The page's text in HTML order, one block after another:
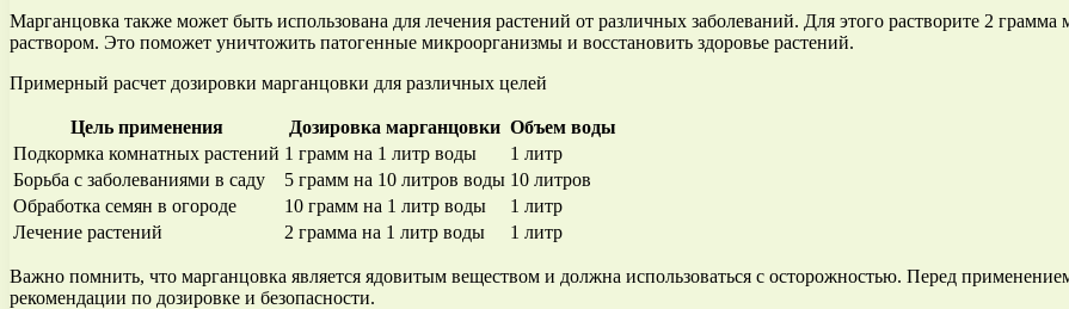
Марганцовка также может быть использована для лечения растений от различных заболеваний. Для этого растворите 2
раствором. Это поможет уничтожить патогенные микроорганизмы и восстановить здоровье растений.
Примерный расчет дозировки марганцовки для различных целей
Цель применения Дозировка марганцовки Объем воды
Подкормка комнатных растений 1 грамм на 1 литр воды
1 литр
Борьба с заболеваниями в саду
5 грамм на 10 литров воды 10 литров
Обработка семян в огороде
10 грамм на 1 литр воды
1 литр
Лечение растений
2 грамма на 1 литр воды 1 литр
Важно помнить, что марганцовка является ядовитым веществом и должна использоваться с осторожностью. Перед
рекомендации по дозировке и безопасности.